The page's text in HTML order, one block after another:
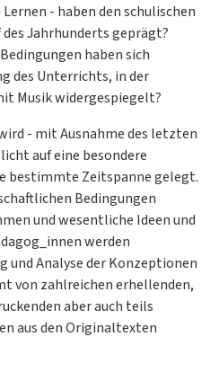
- haben den schulischen
Jahrhunderts geprägt?
haben sich
des Unterrichts, in der
Musik widergespiegelt?
- mit Ausnahme des letzten
auf eine besondere
bestimmte Zeitspanne gelegt.
Bedingungen
und wesentliche Ideen und
werden
Analyse der Konzeptionen
von zahlreichen erhellenden,
aber auch teils
aus den Originaltexten